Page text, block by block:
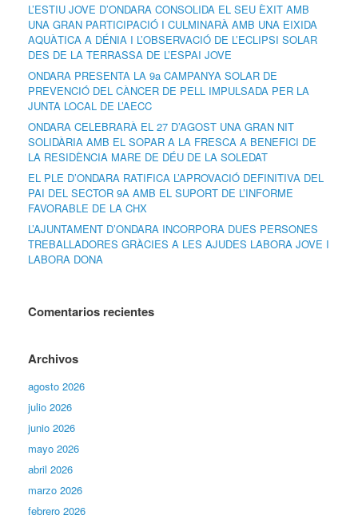
L’ESTIU JOVE D’ONDARA CONSOLIDA EL SEU ÈXIT AMB
UNA GRAN PARTICIPACIÓ I CULMINARÀ AMB UNA EIXIDA
AQUÀTICA A DÉNIA I L’OBSERVACIÓ DE L’ECLIPSI SOLAR
DES DE LA TERRASSA DE L’ESPAI JOVE
ONDARA PRESENTA LA 9a CAMPANYA SOLAR DE
PREVENCIÓ DEL CÀNCER DE PELL IMPULSADA PER LA
JUNTA LOCAL DE L’AECC
ONDARA CELEBRARÀ EL 27 D’AGOST UNA GRAN NIT
SOLIDÀRIA AMB EL SOPAR A LA FRESCA A BENEFICI DE
LA RESIDÈNCIA MARE DE DÉU DE LA SOLEDAT
EL PLE D’ONDARA RATIFICA L’APROVACIÓ DEFINITIVA DEL
PAI DEL SECTOR 9A AMB EL SUPORT DE L’INFORME
FAVORABLE DE LA CHX
L’AJUNTAMENT D’ONDARA INCORPORA DUES PERSONES
TREBALLADORES GRÀCIES A LES AJUDES LABORA JOVE I
LABORA DONA
Comentarios recientes
Archivos
agosto 2026
julio 2026
junio 2026
mayo 2026
abril 2026
marzo 2026
febrero 2026